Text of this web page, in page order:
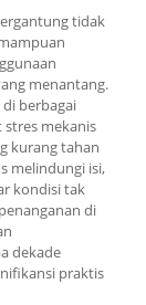
tidak
menantang.
berbagai
mekanis
kurang tahan
melindungi isi,
kondisi tak
di
dekade
praktis